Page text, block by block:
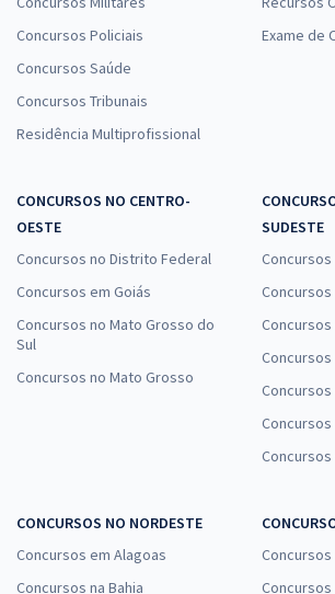
Concursos Policiais
Concursos Saúde
Concursos Tribunais
Residência Multiprofissional
Exame de
CONCURSOS NO CENTRO-
OESTE
Concursos no Distrito Federal
Concursos em Goiás
Concursos no Mato Grosso do
Sul
Concursos no Mato Grosso
SUDESTE
Concursos
Concursos
Concursos
Concursos
Concursos
CONCURSOS NO NORDESTE
Concursos em Alagoas
Concursos na Bahia
Concursos
Concursos